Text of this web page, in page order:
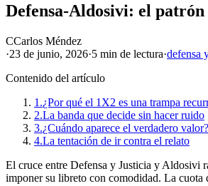
Defensa-Aldosivi: el
CCarlos Méndez
·23 de junio, 2026·5 min de lectura·defensa
Contenido del artículo
1.¿Por qué el 1X2 es una trampa
2.La banda que decide sin hacer ruido
3.¿Cuándo aparece el verdadero valor?
4.La tentación de ir contra el relato
El cruce entre Defensa y Justicia y Aldosivi
imponer su libreto con comodidad. La cuota